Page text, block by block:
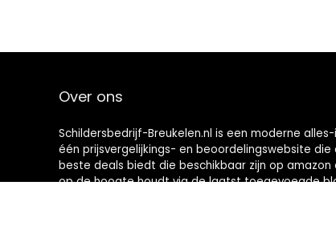
Over ons
Schildersbedrijf-Breukelen.nl is een moderne
één prijsvergelijkings- en beoordelingswebsite die
beste deals biedt die beschikbaar zijn op amazon
op de hoogte houdt via de laatst toegevoegde